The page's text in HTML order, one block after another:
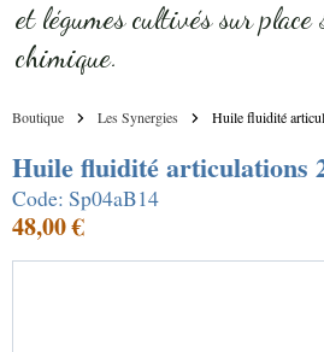
et légumes cultivés sur place
chimique.
Boutique Les Synergies Huile fluidité
Huile fluidité articulations
Code: Sp04aB14
48,00 €